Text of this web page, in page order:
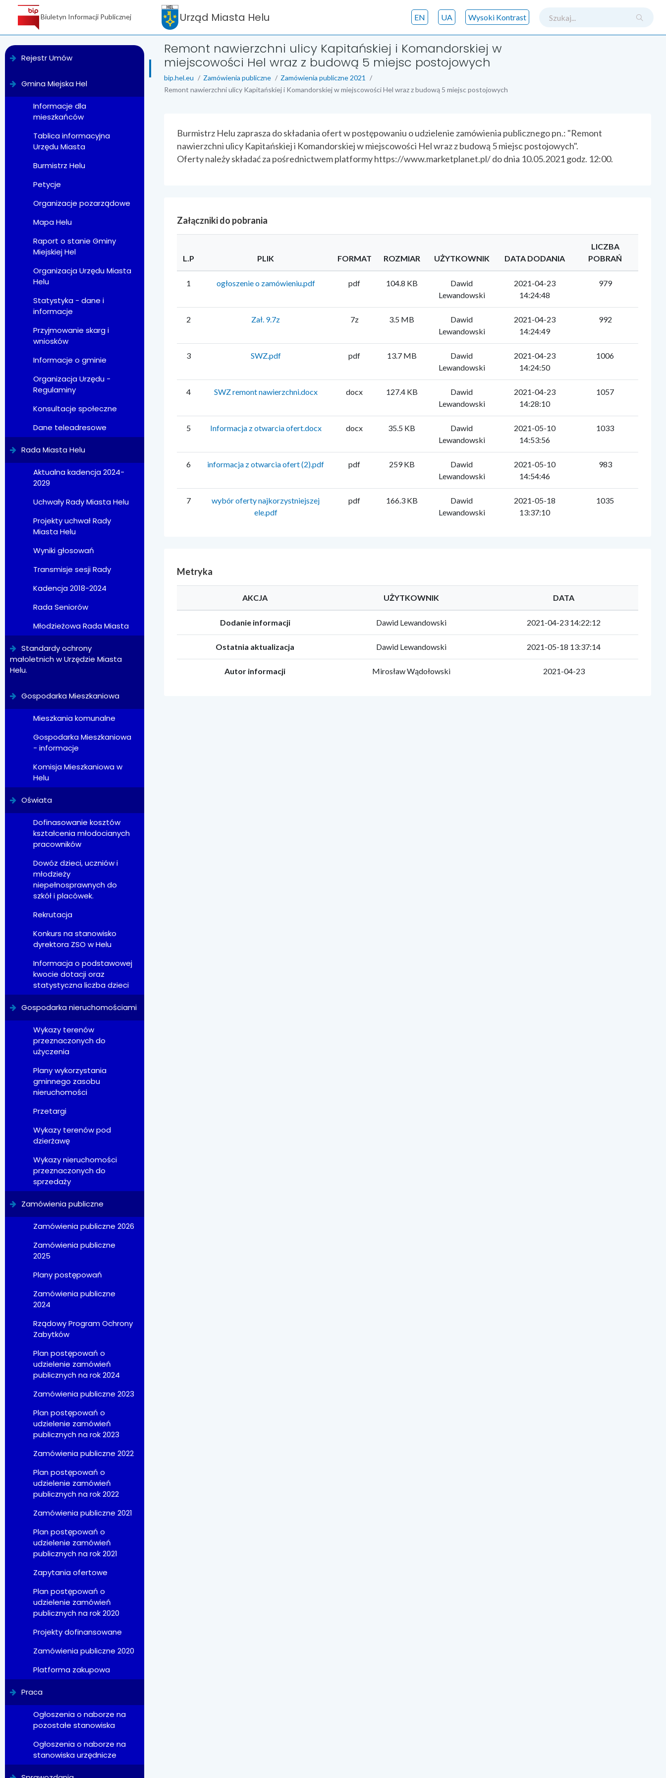
Biuletyn Informacji Publicznej
Rejestr Umów
Gmina Miejska Hel
Informacje dla
mieszkańców
Tablica informacyjna
Urzędu Miasta
Burmistrz Helu
Petycje
Organizacje pozarządowe
Mapa Helu
Raport o stanie Gminy
Miejskiej Hel
Organizacja Urzędu Miasta
Helu
Statystyka - dane i
informacje
Przyjmowanie skarg i
wniosków
Informacje o gminie
Organizacja Urzędu -
Regulaminy
Konsultacje społeczne
Dane teleadresowe
Rada Miasta Helu
Aktualna kadencja 2024-
2029
Uchwały Rady Miasta Helu
Projekty uchwał Rady
Miasta Helu
Wyniki głosowań
Transmisje sesji Rady
Kadencja 2018-2024
Rada Seniorów
Młodzieżowa Rada Miasta
Standardy ochrony
małoletnich w Urzędzie Miasta
Helu.
Gospodarka Mieszkaniowa
Mieszkania komunalne
Gospodarka Mieszkaniowa
- informacje
Komisja Mieszkaniowa w
Helu
Oświata
Dofinasowanie kosztów
kształcenia młodocianych
pracowników
Dowóz dzieci, uczniów i
młodzieży
niepełnosprawnych do
szkół i placówek.
Rekrutacja
Konkurs na stanowisko
dyrektora ZSO w Helu
Informacja o podstawowej
kwocie dotacji oraz
statystyczna liczba dzieci
Gospodarka nieruchomościami
Wykazy terenów
przeznaczonych do
użyczenia
Plany wykorzystania
gminnego zasobu
nieruchomości
Przetargi
Wykazy terenów pod
dzierżawę
Wykazy nieruchomości
przeznaczonych do
sprzedaży
Zamówienia publiczne
Zamówienia publiczne 2026
Zamówienia publiczne
2025
Plany postępowań
Zamówienia publiczne
2024
Rządowy Program Ochrony
Zabytków
Plan postępowań o
udzielenie zamówień
publicznych na rok 2024
Zamówienia publiczne 2023
Plan postępowań o
udzielenie zamówień
publicznych na rok 2023
Zamówienia publiczne 2022
Plan postępowań o
udzielenie zamówień
publicznych na rok 2022
Zamówienia publiczne 2021
Plan postępowań o
udzielenie zamówień
publicznych na rok 2021
Zapytania ofertowe
Plan postępowań o
udzielenie zamówień
publicznych na rok 2020
Projekty dofinansowane
Zamówienia publiczne 2020
Platforma zakupowa
Praca
Ogłoszenia o naborze na
pozostałe stanowiska
Ogłoszenia o naborze na
stanowiska urzędnicze
Urząd Miasta Helu Wysoki Kontrast
UA
EN
Remont nawierzchni ulicy Kapitańskiej i Komandorskiej w
miejscowości Hel wraz z budową 5 miejsc postojowych
bip.hel.eu Zamówienia publiczne
Zamówienia publiczne 2021
Remont nawierzchni ulicy Kapitańskiej i Komandorskiej w miejscowości Hel wraz z budową 5 miejsc postojowych
Burmistrz Helu zaprasza do składania ofert w postępowaniu o udzielenie zamówienia publicznego pn.: "Remont
nawierzchni ulicy Kapitańskiej i Komandorskiej w miejscowości Hel wraz z budową 5 miejsc postojowych".
Oferty należy składać za pośrednictwem platformy https://www.marketplanet.pl/ do dnia 10.05.2021 godz. 12:00.
Załączniki do pobrania
L.P PLIK FORMAT ROZMIAR UŻYTKOWNIK DATA DODANIA
LICZBA
POBRAŃ
1 ogłoszenie o zamówieniu.pdf pdf 104.8 KB
Dawid
Lewandowski
2021-04-23
14:24:48
979
2 Zał. 9.7z 7z 3.5 MB
Dawid
Lewandowski
2021-04-23
14:24:49
992
3 SWZ.pdf pdf 13.7 MB
Dawid
Lewandowski
2021-04-23
14:24:50
1006
4 SWZ remont nawierzchni.docx docx 127.4 KB
Dawid
Lewandowski
2021-04-23
14:28:10
1057
5 Informacja z otwarcia ofert.docx docx 35.5 KB
Dawid
Lewandowski
2021-05-10
14:53:56
1033
6 informacja z otwarcia ofert (2).pdf pdf 259 KB
Dawid
Lewandowski
2021-05-10
14:54:46
983
7
wybór oferty najkorzystniejszej
ele.pdf
pdf 166.3 KB
Dawid
Lewandowski
2021-05-18
13:37:10
1035
Metryka
AKCJA UŻYTKOWNIK DATA
Dodanie informacji Dawid Lewandowski 2021-04-23 14:22:12
Ostatnia aktualizacja Dawid Lewandowski 2021-05-18 13:37:14
Autor informacji Mirosław Wądołowski 2021-04-23